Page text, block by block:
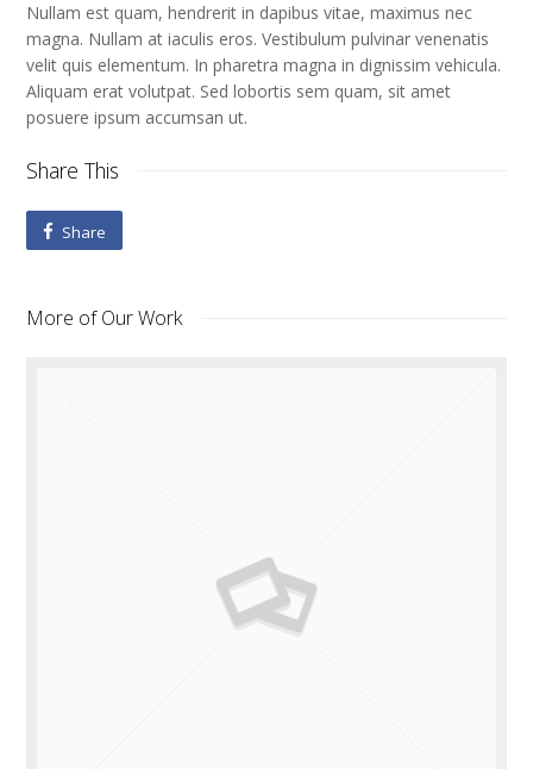
Nullam est quam, hendrerit in dapibus vitae, maximus nec
magna. Nullam at iaculis eros. Vestibulum pulvinar venenatis
velit quis elementum. In pharetra magna in dignissim vehicula.
Aliquam erat volutpat. Sed lobortis sem quam, sit amet
posuere ipsum accumsan ut.
Share This
Share
More of Our Work